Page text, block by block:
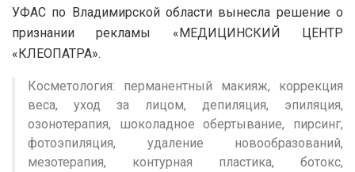
УФАС по Владимирской области вынесла решение о
признании рекламы «МЕДИЦИНСКИЙ ЦЕНТР
«КЛЕОПАТРА».
Косметология: перманентный макияж, коррекция
веса, уход за лицом, депиляция, эпиляция,
озонотерапия, шоколадное обертывание, пирсинг,
фотоэпиляция, удаление новообразований,
мезотерапия, контурная пластика, ботокс,